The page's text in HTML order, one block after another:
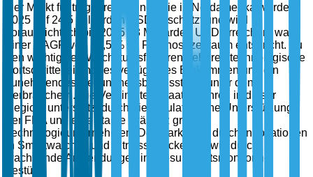
Der Markt für tragbare Technologie in Nordamerika wurde
2025 auf 24,5 Milliarden USD geschätzt und wird
voraussichtlich bis 2035 68 Milliarden USD erreichen, was
einer CAGR von 10,5 % im Prognosezeitraum entspricht. Zu
den wichtigsten Wachstumsfaktoren gehören technologische
Fortschritte, ein hohes verfügbares Einkommen und ein
zunehmendes Gesundheitsbewusstsein unter den
Verbrauchern. Die Vereinigten Staaten führen in dieser
Region, unterstützt durch die regulatorische Unterstützung
der FDA und eine starke Präsenz großer
Technologieunternehmen. Der Markt wird durch Innovationen
in Smartwatches und Fitness-Trackern sowie durch
wachsende Anwendungen im Gesundheitsmonitoring
gestützt.